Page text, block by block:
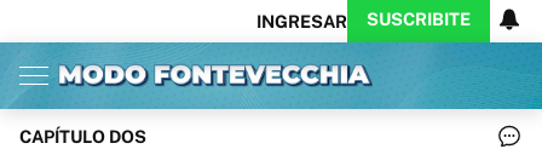
INGRESAR SUSCRIBITE
Inicio Ahora
Opinión
Política
Ciencia
Actualidad
CAPÍTULO DOS